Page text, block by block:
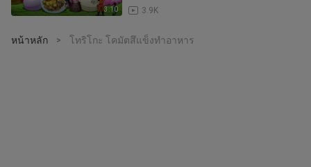
3:10 3.9K
หน้าหลัก > โทริโกะ โคมัตสึแข็งทำอาหาร